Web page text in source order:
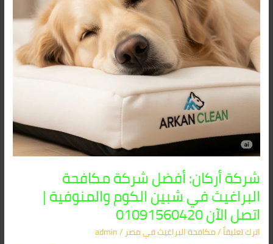
شركة أركان: أفضل شركة مكافحة
البراغيث في شبين الكوم والمنوفية |
اتصل الآن 01091560420
اترك تعليقاً/مكافحة البراغيث​ في مصر/
admin
شبين
والمنوفية
اتصل
الآن
01091560420